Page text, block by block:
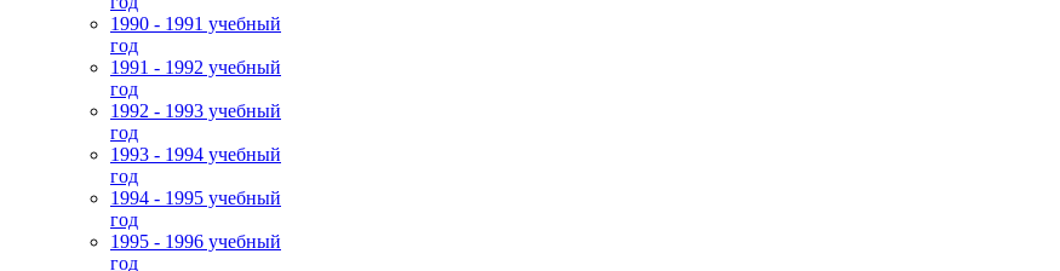
1990 - 1991 учебный
год
1991 - 1992 учебный
год
1992 - 1993 учебный
год
1993 - 1994 учебный
год
1994 - 1995 учебный
год
1995 - 1996 учебный
год